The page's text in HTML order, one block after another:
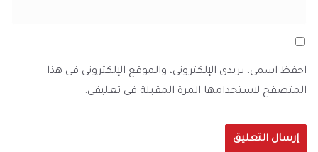
احفظ اسمي، بريدي الإلكتروني، والموقع الإلكتروني في هذا
المتصفح لاستخدامها المرة المقبلة في تعليقي.